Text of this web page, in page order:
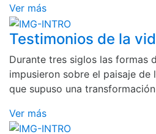
Ver más
Testimonios de la
Durante tres siglos las formas
impusieron sobre el paisaje de
que supuso una
Ver más